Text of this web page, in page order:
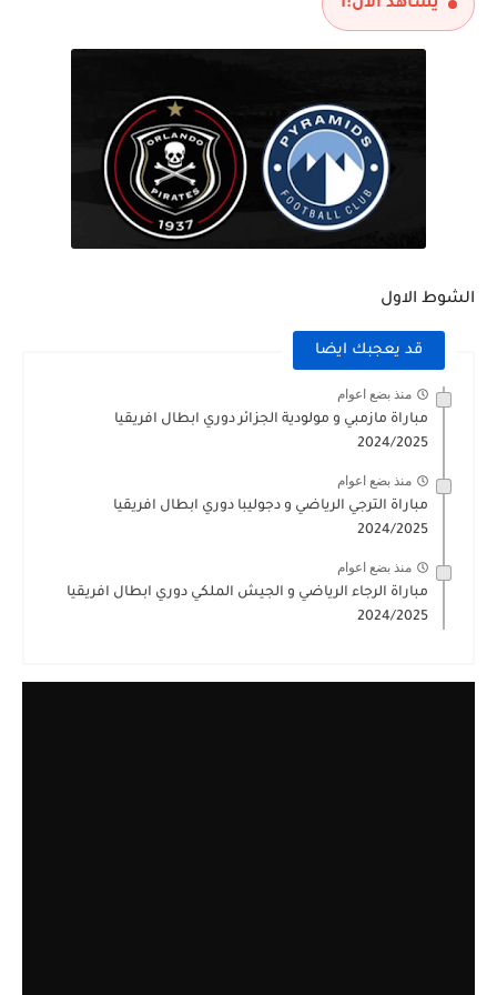
يشاهد الآن:1
الشوط الاول
قد يعجبك ايضا
منذ بضع اعوام
مباراة مازمبي و مولودية الجزائر دوري ابطال افريقيا
2024/2025
منذ بضع اعوام
مباراة الترجي الرياضي و دجوليبا دوري ابطال افريقيا
2024/2025
منذ بضع اعوام
مباراة الرجاء الرياضي و الجيش الملكي دوري ابطال افريقيا
2024/2025